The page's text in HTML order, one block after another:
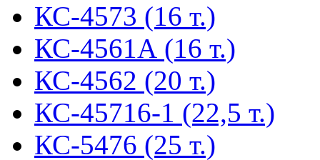
КС-4573 (16 т.)
КС-4561А (16 т.)
КС-4562 (20 т.)
КС-45716-1 (22,5 т.)
КС-5476 (25 т.)